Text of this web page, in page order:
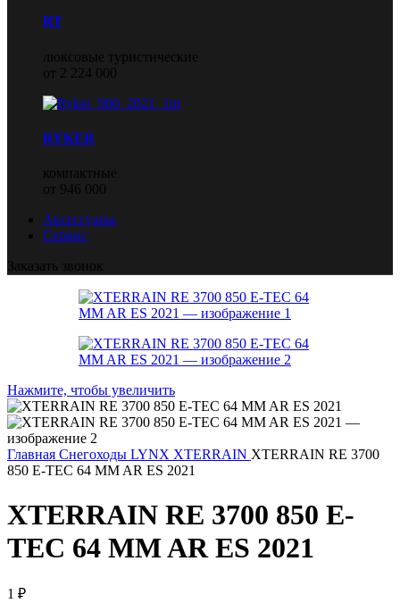
RT
люксовые туристические
от 2 224 000
RYKER
компактные
от 946 000
Аксессуары
Сервис
Заказать звонок
Нажмите, чтобы увеличить
Главная Снегоходы LYNX XTERRAIN XTERRAIN RE 3700
850 E-TEC 64 MM AR ES 2021
XTERRAIN RE 3700 850 E-
TEC 64 MM AR ES 2021
1 ₽